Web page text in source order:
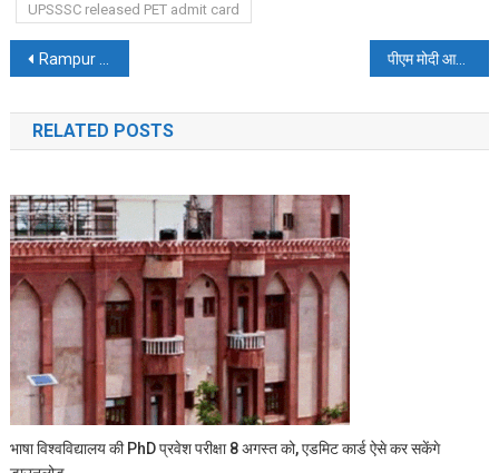
UPSSSC released PET admit card
Post
navigation
Rampur जेल में कैदी नंबर-338 बने आजम खान, सामान्य कैदियों की तरह परिवार का गुजरा पहला दिन पीएम मोदी आज दिखाएंगे नमो भारत ट्रेन को हरी झंडी, ऑनलाइन टिकट खरीदकर करेंगे यात्रा
RELATED POSTS
भाषा विश्वविद्यालय की PhD प्रवेश परीक्षा 8 अगस्त को, एडमिट कार्ड ऐसे कर सकेंगे